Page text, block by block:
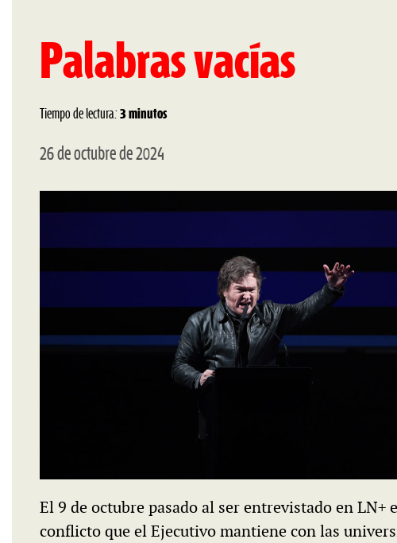
Palabras vacías
Tiempo de lectura: 3 minutos
26 de octubre de 2024
El 9 de octubre pasado al ser entrevistado en LN+
conflicto que el Ejecutivo mantiene con las